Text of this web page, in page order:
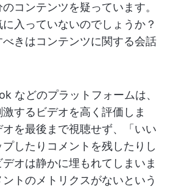
コンテンツを疑っています。
入っていないのでしょうか？
きはコンテンツに関する会話
などのプラットフォームは、
するビデオを高く評価しま
を最後まで視聴せず、「いい
したりコメントを残したりし
オは静かに埋もれてしまいま
トのメトリクスがないという